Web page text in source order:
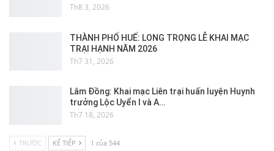
Th8 3, 2026
THÀNH PHỐ HUẾ: LONG TRỌNG LỄ KHAI MẠC
TRẠI HẠNH NĂM 2026
Th7 31, 2026
Lâm Đồng: Khai mạc Liên trại huấn luyện Huynh
trưởng Lộc Uyển I và A…
Th7 18, 2026
TRƯỚC KẾ TIẾP 1 của 544